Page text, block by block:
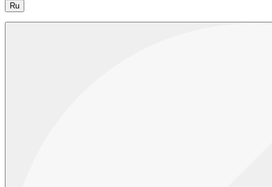
Ru